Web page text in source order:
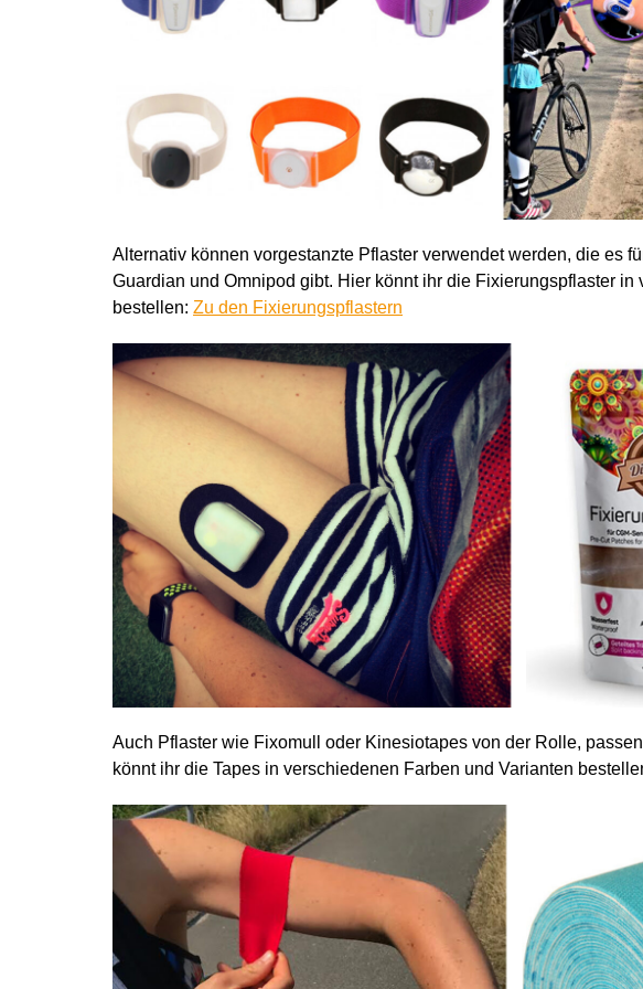
Alternativ können vorgestanzte Pflaster verwendet werden, die es
Guardian und Omnipod gibt. Hier könnt ihr die Fixierungspflaster
bestellen: Zu den Fixierungspflastern
Auch Pflaster wie Fixomull oder Kinesiotapes von der Rolle,
könnt ihr die Tapes in verschiedenen Farben und Varianten